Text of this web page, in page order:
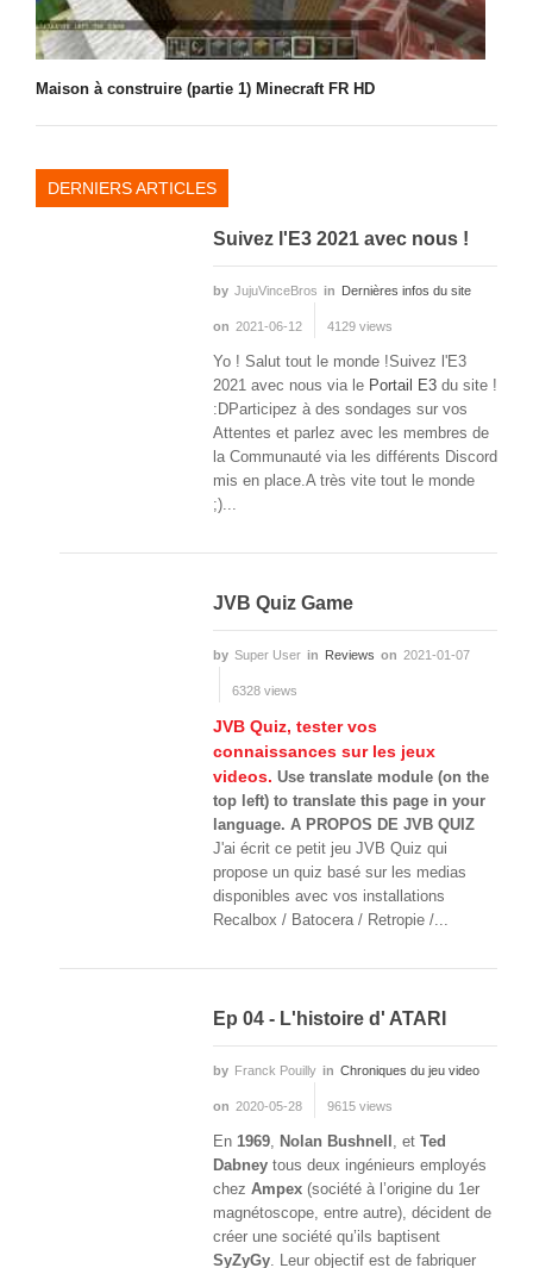
Maison à construire (partie 1) Minecraft FR HD
DERNIERS ARTICLES
Suivez l'E3 2021 avec nous !
by JujuVinceBros in Dernières infos du site
on 2021-06-12 4129 views
Yo ! Salut tout le monde !Suivez l'E3
2021 avec nous via le Portail E3du site !
:DParticipez à des sondages sur vos
Attentes et parlez avec les membres de
la Communauté via les différents Discord
mis en place.A très vite tout le monde
;)...
JVB Quiz Game
by Super User in Reviews on 2021-01-07
6328 views
JVB Quiz, tester vos
connaissances sur les jeux
videos. Use translate module (on the
top left) to translate this page in your
language. A PROPOS DE JVB QUIZ
J'ai écrit ce petit jeu JVB Quiz qui
propose un quiz basé sur les medias
disponibles avec vos installations
Recalbox / Batocera / Retropie /...
Ep 04 - L'histoire d' ATARI
by Franck Pouilly in Chroniques du jeu video
on 2020-05-28 9615 views
En 1969, Nolan Bushnell , et Ted
Dabneytous deux ingénieurs employés
chez Ampex(société à l’origine du 1er
magnétoscope, entre autre), décident de
créer une société qu’ils baptisent
SyZyGy. Leur objectif est de fabriquer